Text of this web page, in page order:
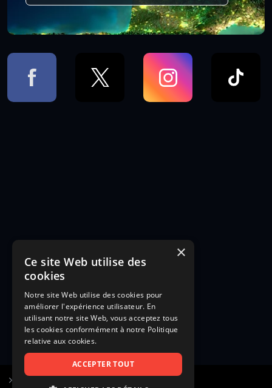
×
Ce site Web utilise des
cookies
Notre site Web utilise des cookies pour
améliorer l'expérience utilisateur. En
utilisant notre site Web, vous acceptez tous
les cookies conformément à notre Politique
relative aux cookies.
ACCEPTER TOUT